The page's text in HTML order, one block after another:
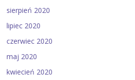
sierpień 2020
lipiec 2020
czerwiec 2020
maj 2020
kwiecień 2020